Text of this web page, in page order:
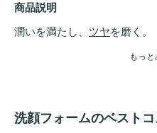
商品説明
潤いを満たし、 ツヤを磨く。
天然精油の香りに包まれ、洗
もっと
洗顔フォームのベスト